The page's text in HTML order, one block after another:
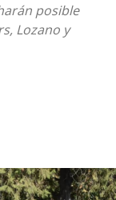
posible
Lozano y